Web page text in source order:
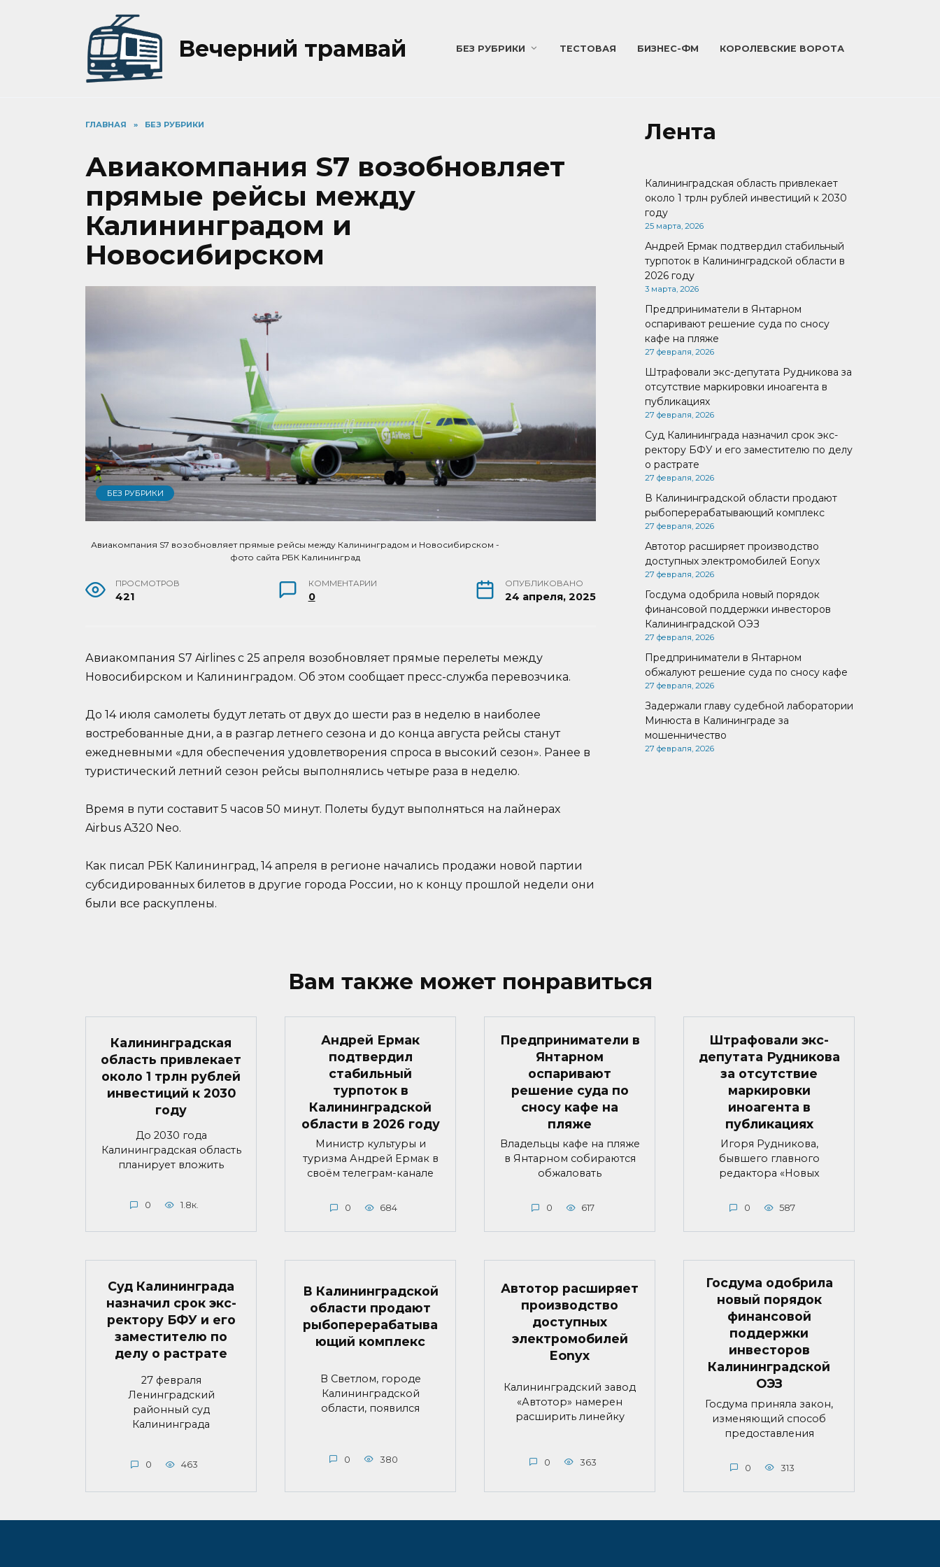
Вечерний трамвай БЕЗ РУБРИКИ ТЕСТОВАЯ БИЗНЕС-ФМ КОРОЛЕВСКИЕ ВОРОТА
ГЛАВНАЯ » БЕЗ РУБРИКИ
Авиакомпания S7 возобновляет
прямые рейсы между
Калининградом и
Новосибирском
БЕЗ РУБРИКИ
Авиакомпания S7 возобновляет прямые рейсы между Калининградом и Новосибирском -
фото сайта РБК Калининград
ПРОСМОТРОВ
421
КОММЕНТАРИИ
0
ОПУБЛИКОВАНО
24 апреля, 2025
Авиакомпания S7 Airlines с 25 апреля возобновляет прямые перелеты между
Новосибирском и Калининградом. Об этом сообщает пресс-служба перевозчика.
До 14 июля самолеты будут летать от двух до шести раз в неделю в наиболее
востребованные дни, а в разгар летнего сезона и до конца августа рейсы станут
ежедневными «для обеспечения удовлетворения спроса в высокий сезон». Ранее в
туристический летний сезон рейсы выполнялись четыре раза в неделю.
Время в пути составит 5 часов 50 минут. Полеты будут выполняться на лайнерах
Airbus A320 Neo.
Как писал РБК Калининград, 14 апреля в регионе начались продажи новой партии
субсидированных билетов в другие города России, но к концу прошлой недели они
были все раскуплены.
Лента
Калининградская область привлекает
около 1 трлн рублей инвестиций к 2030
году
25 марта, 2026
Андрей Ермак подтвердил стабильный
турпоток в Калининградской области в
2026 году
3 марта, 2026
Предприниматели в Янтарном
оспаривают решение суда по сносу
кафе на пляже
27 февраля, 2026
Штрафовали экс-депутата Рудникова за
отсутствие маркировки иноагента в
публикациях
27 февраля, 2026
Суд Калининграда назначил срок экс-
ректору БФУ и его заместителю по делу
о растрате
27 февраля, 2026
В Калининградской области продают
рыбоперерабатывающий комплекс
27 февраля, 2026
Автотор расширяет производство
доступных электромобилей Eonyx
27 февраля, 2026
Госдума одобрила новый порядок
финансовой поддержки инвесторов
Калининградской ОЭЗ
27 февраля, 2026
Предприниматели в Янтарном
обжалуют решение суда по сносу кафе
27 февраля, 2026
Задержали главу судебной лаборатории
Минюста в Калининграде за
мошенничество
27 февраля, 2026
Вам также может понравиться
Калининградская
область привлекает
около 1 трлн рублей
инвестиций к 2030
году
До 2030 года
Калининградская область
планирует вложить
0 1.8к.
Андрей Ермак
подтвердил
стабильный
турпоток в
Калининградской
области в 2026 году
Министр культуры и
туризма Андрей Ермак в
своём телеграм-канале
0 684
Предприниматели в
Янтарном
оспаривают
решение суда по
сносу кафе на
пляже
Владельцы кафе на пляже
в Янтарном собираются
обжаловать
0 617
Штрафовали экс-
депутата Рудникова
за отсутствие
маркировки
иноагента в
публикациях
Игоря Рудникова,
бывшего главного
редактора «Новых
0 587
Суд Калининграда
назначил срок экс-
ректору БФУ и его
заместителю по
делу о растрате
27 февраля
Ленинградский
районный суд
Калининграда
0 463
В Калининградской
области продают
рыбоперерабатыва
ющий комплекс
В Светлом, городе
Калининградской
области, появился
0 380
Автотор расширяет
производство
доступных
электромобилей
Eonyx
Калининградский завод
«Автотор» намерен
расширить линейку
0 363
Госдума одобрила
новый порядок
финансовой
поддержки
инвесторов
Калининградской
ОЭЗ
Госдума приняла закон,
изменяющий способ
предоставления
0 313